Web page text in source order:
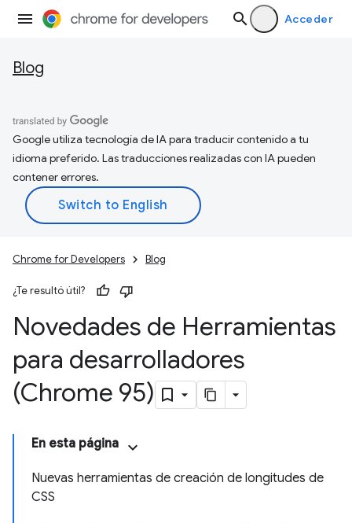
Acceder
Blog
Google utiliza tecnología de IA para traducir contenido a tu
idioma preferido. Las traducciones realizadas con IA pueden
contener errores.
Chrome for Developers Blog
¿Te resultó útil?
Novedades de Herramientas
para desarrolladores
(Chrome 95)
En esta página
Nuevas herramientas de creación de longitudes de
CSS